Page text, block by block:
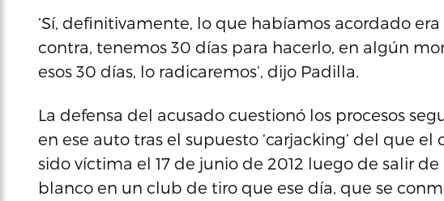
‘Sí, definitivamente, lo que habíamos acordado
contra, tenemos 30 días para hacerlo, en algún
esos 30 días, lo radicaremos’, dijo Padilla.
La defensa del acusado cuestionó los procesos
en ese auto tras el supuesto ‘carjacking’ del que
sido víctima el 17 de junio de 2012 luego de salir
blanco en un club de tiro que ese día, que se